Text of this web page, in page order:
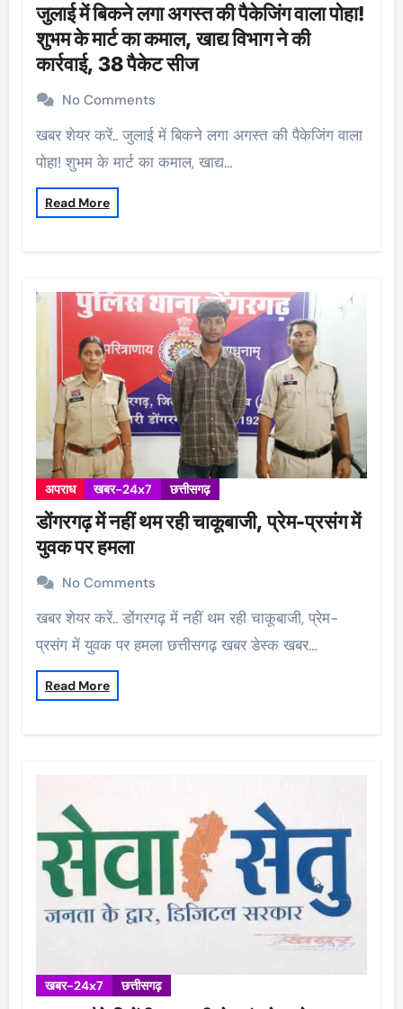
जुलाई में बिकने लगा अगस्त की पैकेजिंग वाला पोहा!
शुभम के मार्ट का कमाल, खाद्य विभाग ने की
कार्रवाई, 38 पैकेट सीज
No Comments
खबर शेयर करें.. जुलाई में बिकने लगा अगस्त की पैकेजिंग वाला
पोहा! शुभम के मार्ट का कमाल, खाद्य…
Read More
अपराध खबर-24x7 छत्तीसगढ़
डोंगरगढ़ में नहीं थम रही चाकूबाजी, प्रेम-प्रसंग में
युवक पर हमला
No Comments
खबर शेयर करें.. डोंगरगढ़ में नहीं थम रही चाकूबाजी, प्रेम-
प्रसंग में युवक पर हमला छत्तीसगढ़ खबर डेस्क खबर…
Read More
खबर-24x7 छत्तीसगढ़